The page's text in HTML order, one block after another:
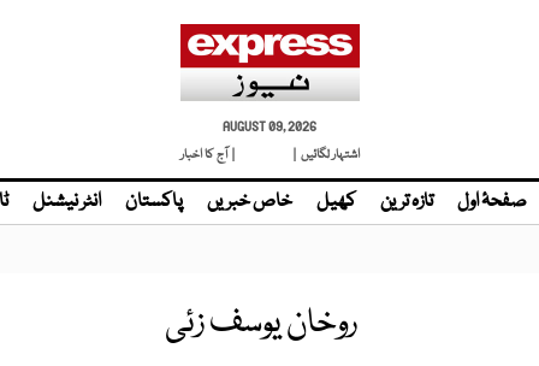
AUGUST 09, 2026
اشتہار لگائیں |
| آج کا اخبار
صفحۂ اول تازہ ترین کھیل خاص خبریں پاکستان انٹر نیشنل
روخان یوسف زئی